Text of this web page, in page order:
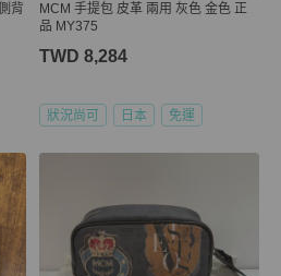
背
MCM 手提包 皮革 兩用 灰色 金色 正
品 MY375
TWD 8,284
狀況尚可 日本 免運